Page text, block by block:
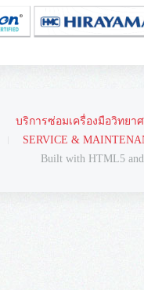
บริการซ่อมเครื่องมือวิทยา
SERVICE &
Built with HTML5